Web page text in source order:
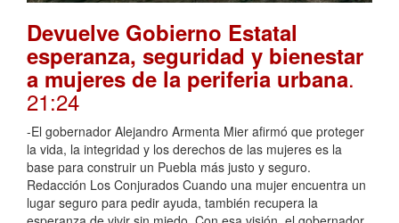
Devuelve Gobierno Estatal
esperanza, seguridad y bienestar
a mujeres de la periferia urbana.
21:24
-El gobernador Alejandro Armenta Mier afirmó que proteger
la vida, la integridad y los derechos de las mujeres es la
base para construir un Puebla más justo y seguro.
Redacción Los Conjurados Cuando una mujer encuentra un
lugar seguro para pedir ayuda, también recupera la